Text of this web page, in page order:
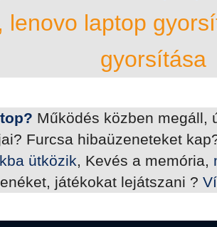
lenovo laptop
gyorsítása
Működés közben megáll,
Furcsa hibaüzeneteket
ütközik, Kevés a memória,
játékokat lejátszani ?